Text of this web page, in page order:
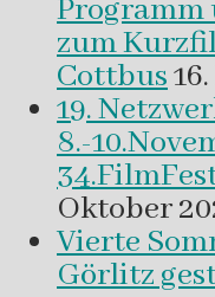
Programm
zum
Cottbus
19.
8.-
Oktober
Vierte
Görlitz